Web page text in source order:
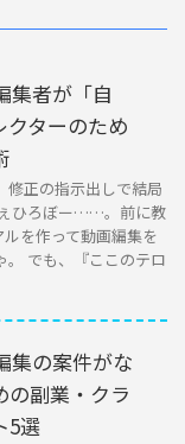
集者が「自
ターのため
修正の指示出しで結局
ひろぼー……。前に教
を作って動画編集を
でも、『ここのテロ
集の案件がな
の副業・クラ
5選